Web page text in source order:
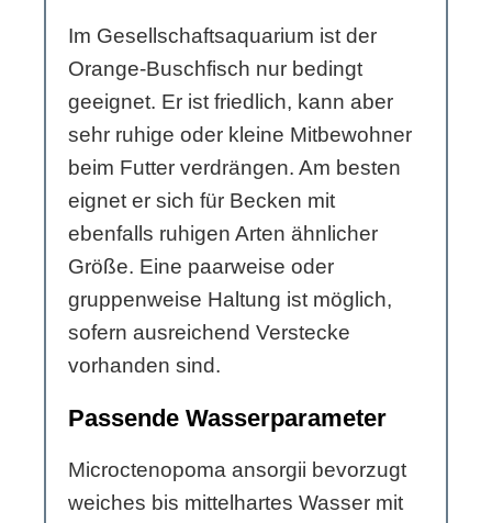
Im Gesellschaftsaquarium ist der
Orange-Buschfisch nur bedingt
geeignet. Er ist friedlich, kann aber
sehr ruhige oder kleine Mitbewohner
beim Futter verdrängen. Am besten
eignet er sich für Becken mit
ebenfalls ruhigen Arten ähnlicher
Größe. Eine paarweise oder
gruppenweise Haltung ist möglich,
sofern ausreichend Verstecke
vorhanden sind.
Passende Wasserparameter
Microctenopoma ansorgii bevorzugt
weiches bis mittelhartes Wasser mit